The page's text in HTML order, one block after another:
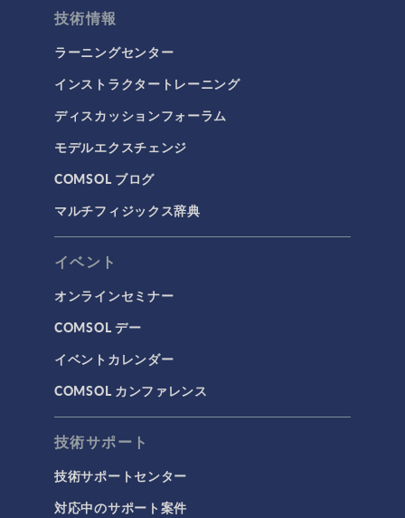
技術情報
ラーニングセンター
インストラクタートレーニング
ディスカッションフォーラム
モデルエクスチェンジ
COMSOL ブログ
マルチフィジックス辞典
イベント
オンラインセミナー
COMSOL デー
イベントカレンダー
COMSOL カンファレンス
技術サポート
技術サポートセンター
対応中のサポート案件